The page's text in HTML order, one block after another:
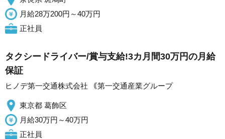
月給28万200円～40万円
正社員
タクシードライバー/賞与支給!3カ月間30万円の月給
保証
ヒノデ第一交通株式会社 ｟第一交通産業グループ
東京都 葛飾区
月給30万円～40万円
正社員